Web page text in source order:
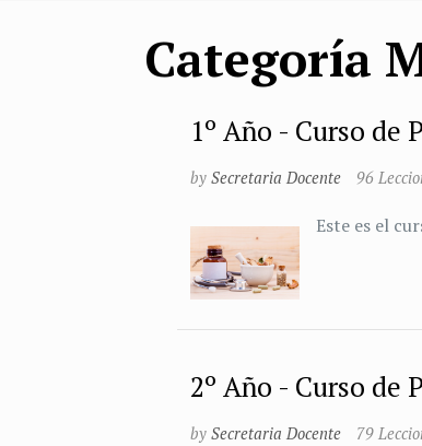
Categoría
1º Año - Curso de
bySecretaria Docente 96
Este es el
2º Año - Curso de
bySecretaria Docente 79